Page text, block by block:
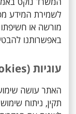
לשמירת המידע
מורשה או
באפשרותנו
עוגיות (Cookies)
תקין, ניתוח